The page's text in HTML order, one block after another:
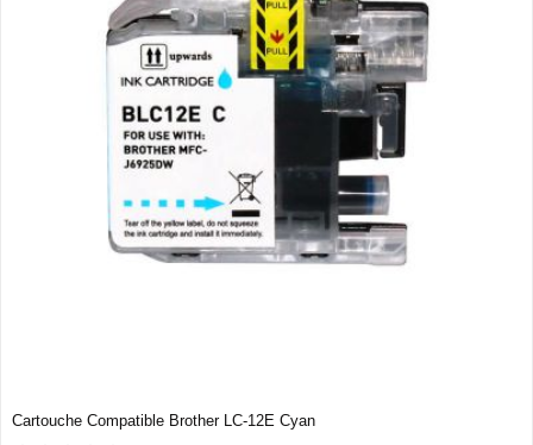
Cartouche Compatible Brother LC-12E Cyan